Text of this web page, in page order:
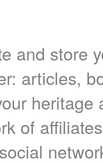
and store
articles,
heritage
of